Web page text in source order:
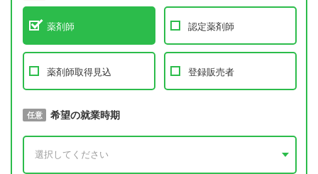
薬剤師 認定薬剤師
薬剤師取得見込 登録販売者
必須 取得予定年
任意 希望の就業時期